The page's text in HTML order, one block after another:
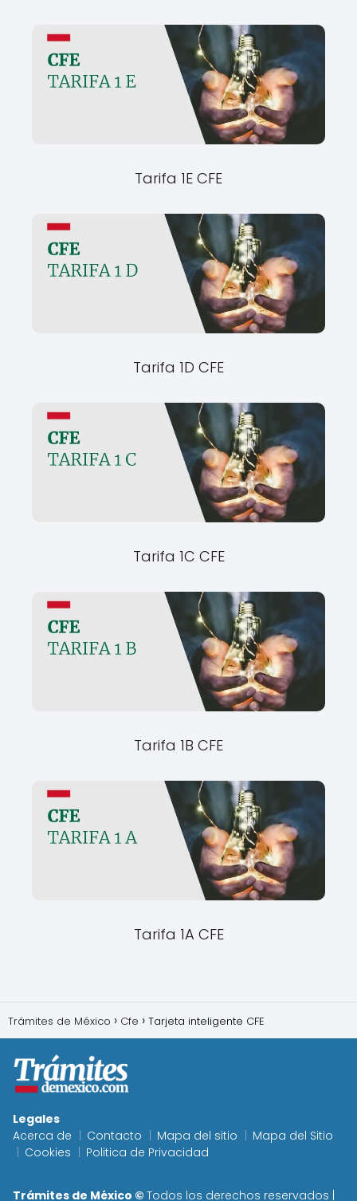
Tarifa 1E CFE
Tarifa 1D CFE
Tarifa 1C CFE
Tarifa 1B CFE
Tarifa 1A CFE
Trámites de México Cfe Tarjeta inteligente CFE
Legales
Acerca de
Contacto Mapa del sitio
Mapa del Sitio
Cookies
Politica de Privacidad
Trámites de México © Todos los derechos reservados |